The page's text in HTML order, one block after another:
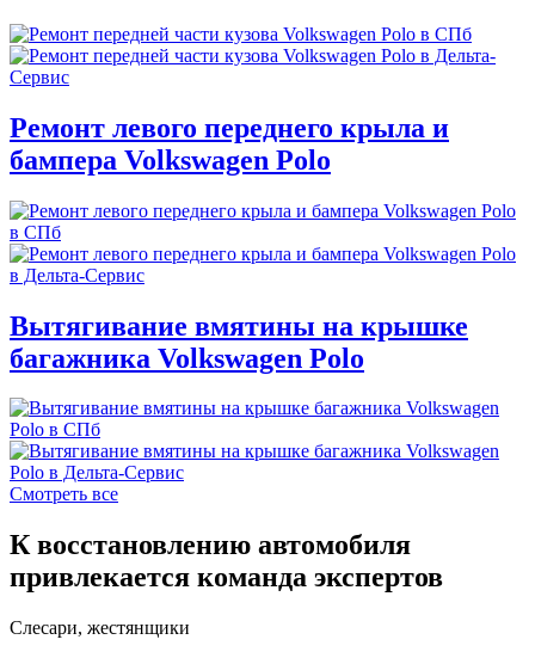
Ремонт левого переднего крыла и
бампера Volkswagen Polo
Вытягивание вмятины на крышке
багажника Volkswagen Polo
Смотреть все
К восстановлению автомобиля
привлекается команда экспертов
Слесари, жестянщики